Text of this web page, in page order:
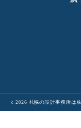
c 2026 札幌の設計事務所は